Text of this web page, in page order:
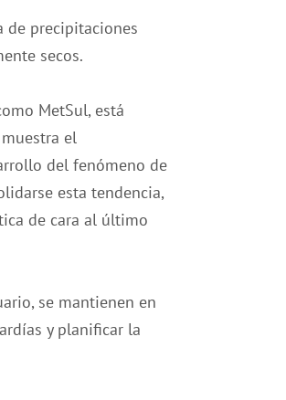
de precipitaciones
secos.
MetSul, está
el
del fenómeno de
esta tendencia,
de cara al último
se mantienen en
y planificar la